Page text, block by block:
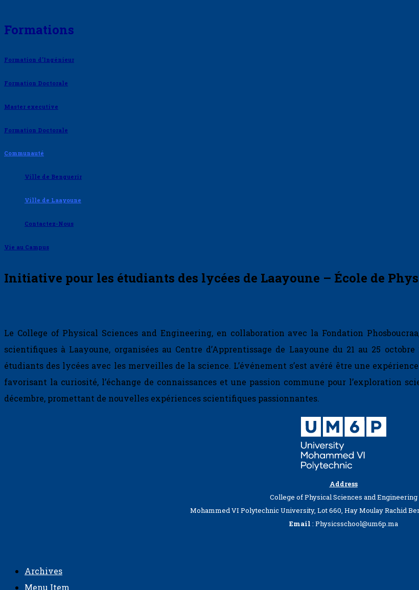
Formations
Formation d’Ingénieur
Formation Doctorale
Master executive
Formation Doctorale
Communauté
Ville de Benguerir
Ville de Laayoune
Contactez-Nous
Vie au Campus
Initiative pour les étudiants des lycées de Laayoune – École de
Le College of Physical Sciences and Engineering, en collaboration avec la Fondation
scientifiques à Laayoune, organisées au Centre d’Apprentissage de Laayoune du 21 au 25
étudiants des lycées avec les merveilles de la science. L’événement s’est avéré être une
favorisant la curiosité, l’échange de connaissances et une passion commune pour l’exploration
décembre, promettant de nouvelles expériences scientifiques passionnantes.
Address
College of Physical Sciences and Engineering
Mohammed VI Polytechnic University, Lot 660, Hay Moulay Rachid
Email : Physicsschool@um6p.ma
Archives
Menu Item